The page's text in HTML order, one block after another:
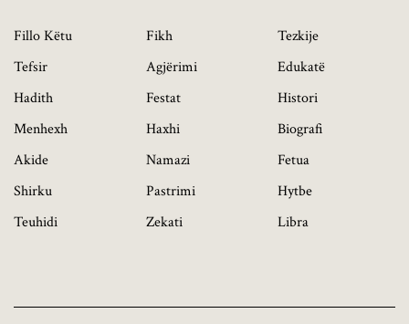
Fillo Këtu
Tefsir
Hadith
Menhexh
Akide
Shirku
Teuhidi
Fikh
Agjërimi
Festat
Haxhi
Namazi
Pastrimi
Zekati
Tezkije
Edukatë
Histori
Biografi
Fetua
Hytbe
Libra